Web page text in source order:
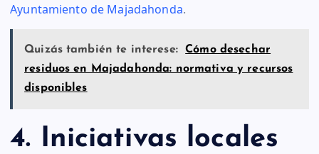
Ayuntamiento de Majadahonda.
Quizás también te interese:
Cómo desechar
residuos en Majadahonda: normativa y recursos
disponibles
4. Iniciativas locales